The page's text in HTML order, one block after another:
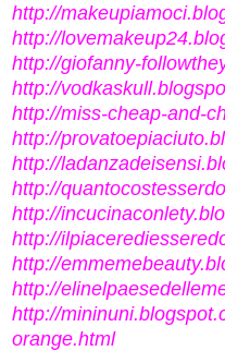
http://
http://
http://giofanny-
http://
http://miss-cheap-and-
http://
http://
http://
http://
http://
http://
http://
http://
orange.html